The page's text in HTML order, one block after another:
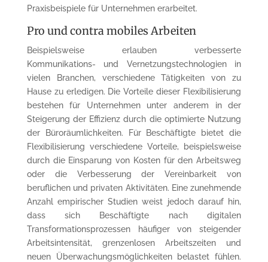
Praxisbeispiele für Unternehmen erarbeitet.
Pro und contra mobiles Arbeiten
Beispielsweise erlauben verbesserte
Kommunikations- und Vernetzungstechnologien in
vielen Branchen, verschiedene Tätigkeiten von zu
Hause zu erledigen. Die Vorteile dieser Flexibilisierung
bestehen für Unternehmen unter anderem in der
Steigerung der Effizienz durch die optimierte Nutzung
der Büroräumlichkeiten. Für Beschäftigte bietet die
Flexibilisierung verschiedene Vorteile, beispielsweise
durch die Einsparung von Kosten für den Arbeitsweg
oder die Verbesserung der Vereinbarkeit von
beruflichen und privaten Aktivitäten. Eine zunehmende
Anzahl empirischer Studien weist jedoch darauf hin,
dass sich Beschäftigte nach digitalen
Transformationsprozessen häufiger von steigender
Arbeitsintensität, grenzenlosen Arbeitszeiten und
neuen Überwachungsmöglichkeiten belastet fühlen.